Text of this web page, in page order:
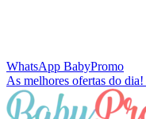
WhatsApp BabyPromo
As melhores ofertas do dia!